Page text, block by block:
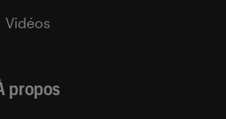
Vidéos
propos